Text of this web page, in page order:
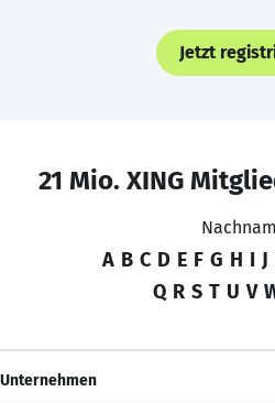
Jetzt
21 Mio. XING
A B C D E F G H I J
Q R S T U V
Unternehmen